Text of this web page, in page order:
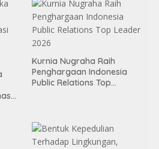
Kurnia Nugraha Raih
Penghargaan Indonesia
Public Relations Top